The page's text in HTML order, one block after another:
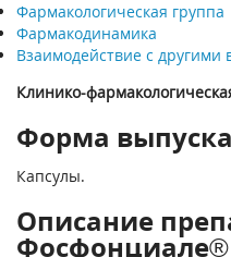
Фармакологическая группа
Фармакодинамика
Взаимодействие с другими
Клинико-
Форма выпуска
Капсулы.
Описание
Фосфонциале®